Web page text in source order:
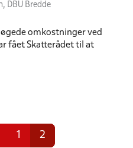
DBU Bredde
omkostninger ved
fået Skatterådet til at
1 2